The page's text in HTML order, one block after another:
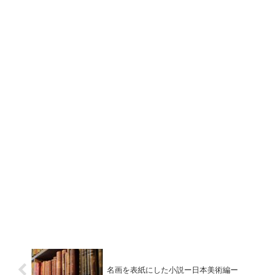
名画を表紙にした小説ー日本美術編ー